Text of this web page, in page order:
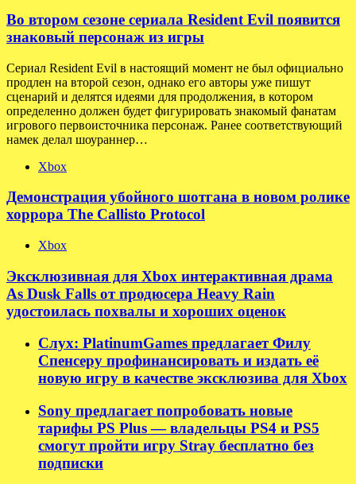
Во втором сезоне сериала Resident Evil появится
знаковый персонаж из игры
Сериал Resident Evil в настоящий момент не был официально
продлен на второй сезон, однако его авторы уже пишут
сценарий и делятся идеями для продолжения, в котором
определенно должен будет фигурировать знакомый фанатам
игрового первоисточника персонаж. Ранее соответствующий
намек делал шоураннер…
Xbox
Демонстрация убойного шотгана в новом ролике
хоррора The Callisto Protocol
Xbox
Эксклюзивная для Xbox интерактивная драма
As Dusk Falls от продюсера Heavy Rain
удостоилась похвалы и хороших оценок
Слух: PlatinumGames предлагает Филу
Спенсеру профинансировать и издать её
новую игру в качестве эксклюзива для Xbox
Sony предлагает попробовать новые
тарифы PS Plus — владельцы PS4 и PS5
смогут пройти игру Stray бесплатно без
подписки